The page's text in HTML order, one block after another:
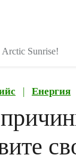
Sunrise!
| Енергия